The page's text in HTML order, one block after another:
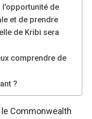
l'opportunité de
et de prendre
de Kribi sera
comprendre de
?
Commonwealth